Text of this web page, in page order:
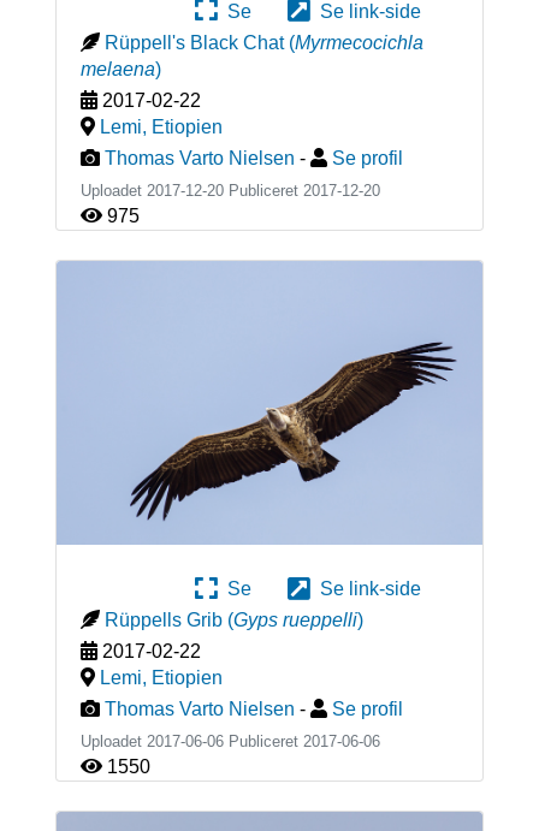
Se
Se link-side
Rüppell's Black Chat (Myrmecocichla
melaena)
2017-02-22
Lemi, Etiopien
Thomas Varto Nielsen - Se profil
Uploadet 2017-12-20 Publiceret 2017-12-20
975
Se
Se link-side
Rüppells Grib (Gyps rueppelli)
2017-02-22
Lemi, Etiopien
Thomas Varto Nielsen - Se profil
Uploadet 2017-06-06 Publiceret 2017-06-06
1550